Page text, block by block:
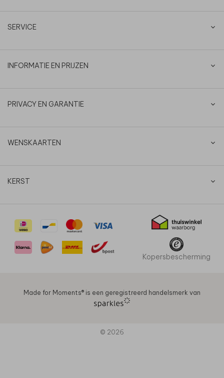
SERVICE
INFORMATIE EN PRIJZEN
PRIVACY EN GARANTIE
WENSKAARTEN
KERST
Kopersbescherming
Made for Moments®️ is een geregistreerd handelsmerk van
© 2026